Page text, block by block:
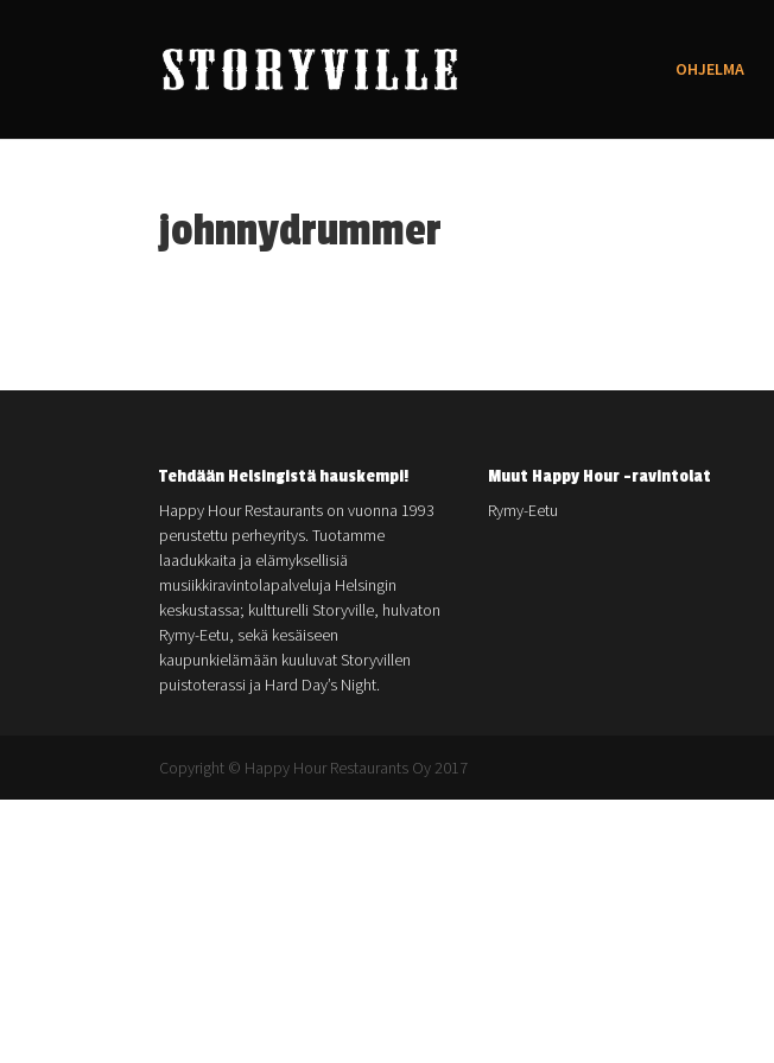
OHJELMA
johnnydrummer
Tehdään Helsingistä hauskempi!
Happy Hour Restaurants on vuonna 1993
perustettu perheyritys. Tuotamme
laadukkaita ja elämyksellisiä
musiikkiravintolapalveluja Helsingin
keskustassa; kultturelli Storyville, hulvaton
Rymy-Eetu, sekä kesäiseen
kaupunkielämään kuuluvat Storyvillen
puistoterassi ja Hard Day’s Night.
Muut Happy Hour -ravintolat
Rymy-Eetu
Copyright © Happy Hour Restaurants Oy 2017